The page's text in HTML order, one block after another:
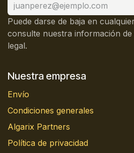
Puede darse de baja en
consulte nuestra información
legal.
Nuestra empresa
Envío
Condiciones generales
Algarix Partners
Política de privacidad